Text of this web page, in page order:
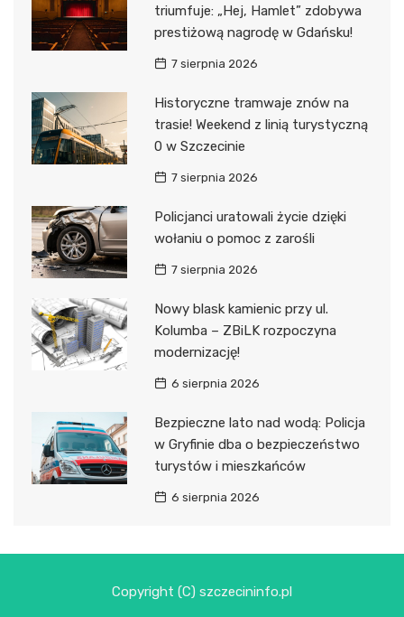
triumfuje: „Hej, Hamlet” zdobywa
prestiżową nagrodę w Gdańsku!
7 sierpnia 2026
Historyczne tramwaje znów na
trasie! Weekend z linią turystyczną
0 w Szczecinie
7 sierpnia 2026
Policjanci uratowali życie dzięki
wołaniu o pomoc z zarośli
7 sierpnia 2026
Nowy blask kamienic przy ul.
Kolumba – ZBiLK rozpoczyna
modernizację!
6 sierpnia 2026
Bezpieczne lato nad wodą: Policja
w Gryfinie dba o bezpieczeństwo
turystów i mieszkańców
6 sierpnia 2026
Copyright (C) szczecininfo.pl